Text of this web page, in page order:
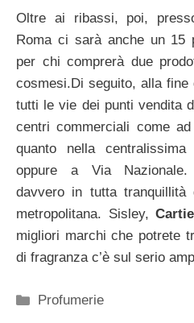
Oltre ai ribassi, poi,
Roma ci sarà anche un 15
per chi comprerà due
cosmesi.Di seguito, alla
tutti le vie dei punti vendita
centri commerciali come
quanto nella
oppure a Via Nazionale.
davvero in tutta
metropolitana. Sisley,
migliori marchi che potrete
di fragranza c’è sul serio
Categorie
Profumerie